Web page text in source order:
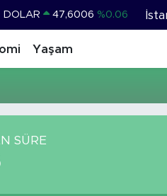
DOLAR 47,6006 %0.06
STERLİN 64,2398 %0.2
BİST100 13.799 %70
Yaşam
SÜRE